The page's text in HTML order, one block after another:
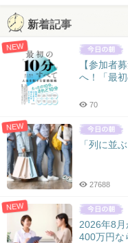
新着記事
NEW
【参加者
へ！「最
70
NEW
「列に並
27688
NEW
2026年8
400万円な